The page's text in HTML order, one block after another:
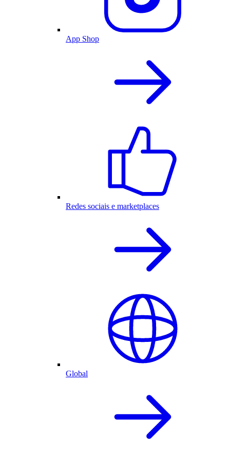
App Shop
Redes sociais e marketplaces
Global